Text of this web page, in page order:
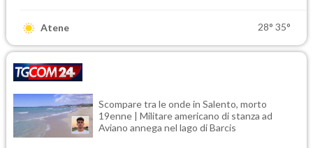
Atene 28° 35°
Scompare tra le onde in Salento, morto
19enne | Militare americano di stanza ad
Aviano annega nel lago di Barcis